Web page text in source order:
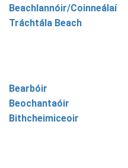
Beachlannóir/Coinneálaí
Tráchtála Beach
Bearbóir
Beochantaóir
Bithcheimiceoir